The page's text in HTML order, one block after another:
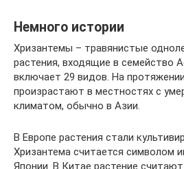
Немного истории
Хризантемы – травянистые
растения, входящие в семейство
включает 29 видов. На
произрастают в местностях с
климатом, обычно в Азии.
В Европе растения стали
Хризантема считается символом
Японии. В Китае растение